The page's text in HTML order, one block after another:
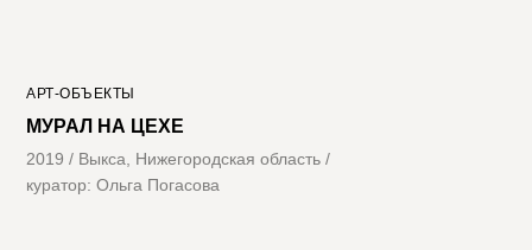
МУРАЛ НА ЦЕХЕ
2019 / Выкса, Нижегородская область /
куратор: Ольга Погасова
АРТ-ОБЪЕКТЫ